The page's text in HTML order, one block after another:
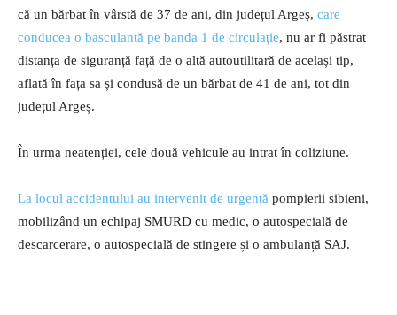
că un bărbat în vârstă de 37 de ani, din județul Argeș, care
conducea o basculantă pe banda 1 de circulație, nu ar fi păstrat
distanța de siguranță față de o altă autoutilitară de același tip,
aflată în fața sa și condusă de un bărbat de 41 de ani, tot din
județul Argeș.
În urma neatenției, cele două vehicule au intrat în coliziune.
La locul accidentului au intervenit de urgență pompierii sibieni,
mobilizând un echipaj SMURD cu medic, o autospecială de
descarcerare, o autospecială de stingere și o ambulanță SAJ.